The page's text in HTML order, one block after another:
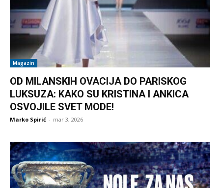
Magazin
OD MILANSKIH OVACIJA DO PARISKOG
LUKSUZA: KAKO SU KRISTINA I ANKICA
OSVOJILE SVET MODE!
Marko Spirić - mar 3, 2026